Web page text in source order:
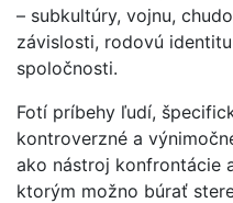
– subkultúry, vojnu,
závislosti, rodovú
spoločnosti.
Fotí príbehy ľudí,
kontroverzné a
ako nástroj konfrontácie
ktorým možno búrať